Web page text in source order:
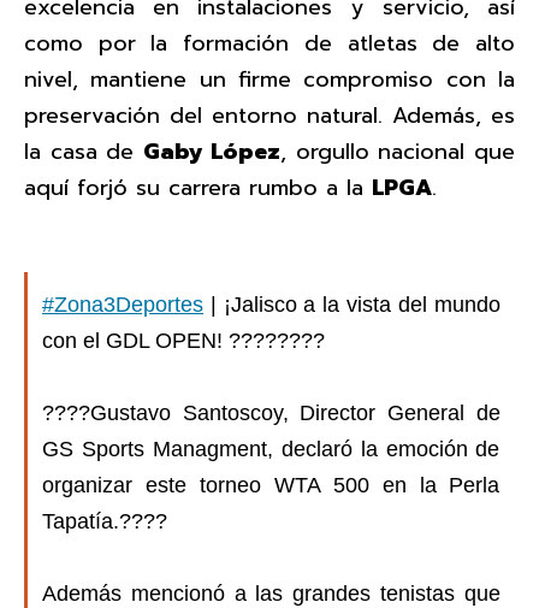
como por la formación de atletas de alto
nivel, mantiene un firme compromiso con la
preservación del entorno natural. Además, es
la casa de Gaby López, orgullo nacional que
aquí forjó su carrera rumbo a la LPGA.
#Zona3Deportes | ¡Jalisco a la vista del mundo
con el GDL OPEN! ????????
????️Gustavo Santoscoy, Director General de
GS Sports Managment, declaró la emoción de
organizar este torneo WTA 500 en la Perla
Tapatía.????
Además mencionó a las grandes tenistas que